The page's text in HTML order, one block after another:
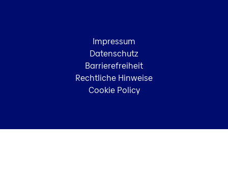
Impressum
Datenschutz
Barrierefreiheit
Rechtliche Hinweise
Cookie Policy